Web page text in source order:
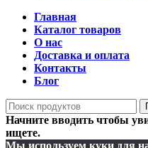
Главная
Каталог товаров
О нас
Доставка и оплата
Контакты
Блог
Начните вводить чтобы
ищете.